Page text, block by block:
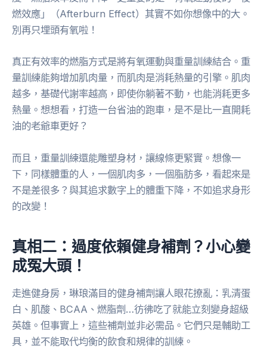
燃效應」（Afterburn Effect）其實不如你想像中的大。
別再只埋頭有氧啦！
真正有效率的燃脂方式是將有氧運動與重量訓練結合。重
量訓練能夠增加肌肉量，而肌肉是消耗熱量的引擎。肌肉
越多，基礎代謝率越高，即使你躺著不動，也能消耗更多
熱量。想想看，打造一台省油的跑車，是不是比一直開耗
油的老爺車更好？
而且，重量訓練還能雕塑身材，讓線條更緊實。想像一
下，同樣體重的人，一個肌肉多，一個脂肪多，看起來是
不是差很多？與其追求數字上的體重下降，不如追求身形
的改變！
真相二：過度依賴健身補劑？小心變
成冤大頭！
走進健身房，琳琅滿目的健身補劑讓人眼花撩亂：乳清蛋
白、肌酸、BCAA、燃脂劑…彷彿吃了就能立刻變身超級
英雄。但事實上，這些補劑並非必需品。它們只是輔助工
具，並不能取代均衡的飲食和規律的訓練。